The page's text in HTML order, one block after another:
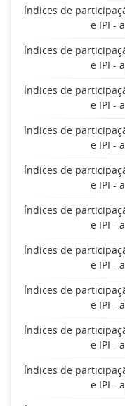
Índices de
e IPI -
Índices de
e IPI -
Índices de
e IPI -
Índices de
e IPI -
Índices de
e IPI -
Índices de
e IPI -
Índices de
e IPI -
Índices de
e IPI -
Índices de
e IPI -
Índices de
e IPI -